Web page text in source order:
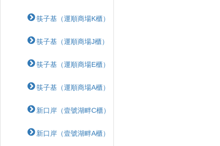
筷子基（運順商場K櫃）
筷子基（運順商場J櫃）
筷子基（運順商場E櫃）
筷子基（運順商場A櫃）
新口岸（壹號湖畔C櫃）
新口岸（壹號湖畔A櫃）